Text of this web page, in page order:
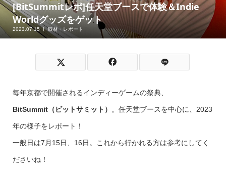
[BitSummitレポ]任天堂ブースで体験＆Indie
Worldグッズをゲット
2023.07.15 取材・レポート
毎年京都で開催されるインディーゲームの祭典、
BitSummit（ビットサミット） 。任天堂ブースを中心に、2023
年の様子をレポート！
一般日は7月15日、16日。これから行かれる方は参考にしてく
ださいね！